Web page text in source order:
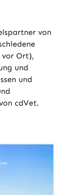
von
vor Ort),
und
und
cdVet.